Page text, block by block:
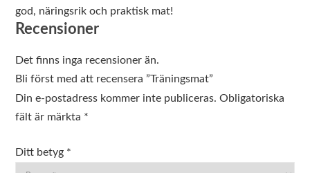
god, näringsrik och praktisk mat!
Recensioner
Det finns inga recensioner än.
Bli först med att recensera ”Träningsmat”
Din e-postadress kommer inte publiceras. Obligatoriska
fält är märkta *
Ditt betyg *